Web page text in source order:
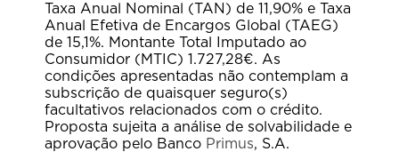
Taxa Anual Nominal (TAN) de 11,90% e Taxa
Anual Efetiva de Encargos Global (TAEG)
de 15,1%. Montante Total Imputado ao
Consumidor (MTIC) 1.727,28€. As
condições apresentadas não contemplam a
subscrição de quaisquer seguro(s)
facultativos relacionados com o crédito.
Proposta sujeita a análise de solvabilidade e
aprovação pelo Banco Primus, S.A.